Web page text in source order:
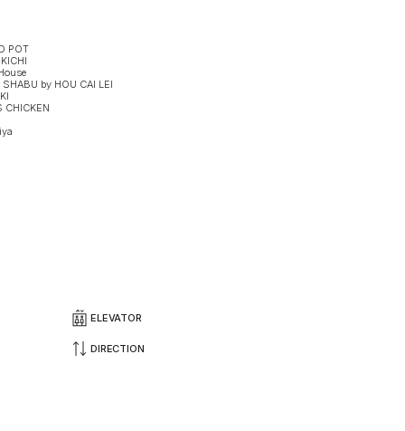
POT
by HOU CAI LEI
CHICKEN
ELEVATOR
DIRECTION